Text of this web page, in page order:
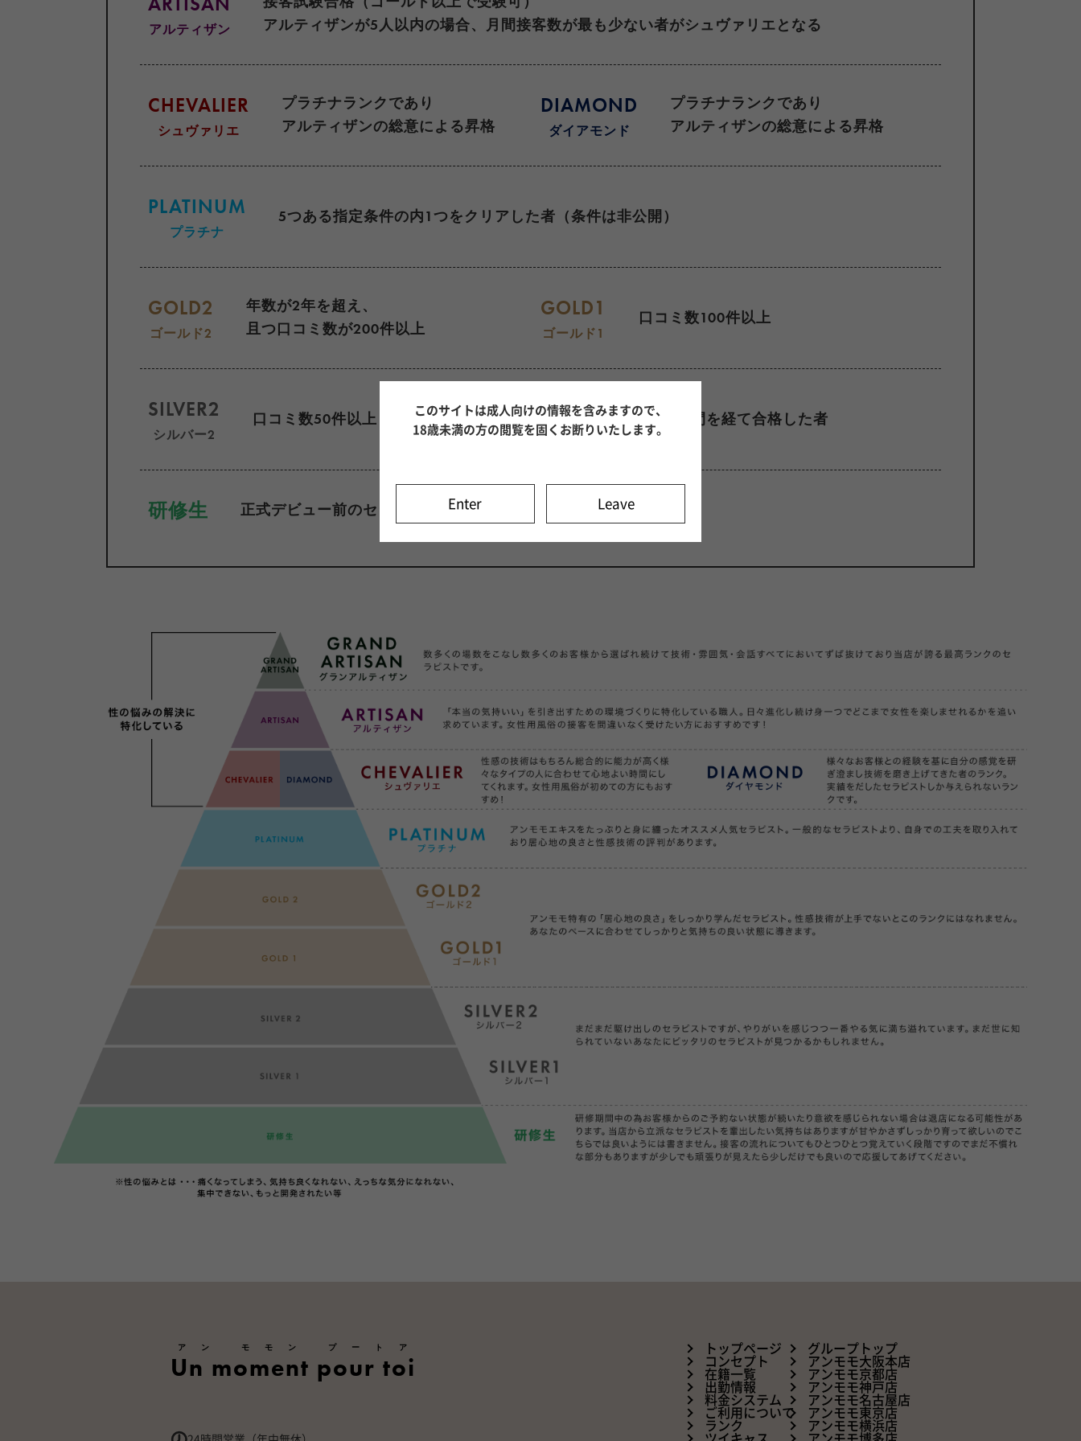
アルティザン
アルティザンが5人以内の場合、月間接客数が最も少ない者がシュヴァリエとなる
CHEVALIER
シュヴァリエ
プラチナランクであり
アルティザンの総意による昇格
DIAMOND
ダイアモンド
プラチナランクであり
アルティザンの総意による昇格
PLATINUM
プラチナ
5つある指定条件の内1つをクリアした者（条件は非公開）
GOLD2
ゴールド2
年数が2年を超え、
且つ口コミ数が200件以上
GOLD1
ゴールド1
口コミ数100件以上
SILVER2
シルバー2
口コミ数50件以上 SILVER1
シルバー1
研修期間を経て合格した者
研修生 正式デビュー前のセラピスト
Un moment pour toi
アン モモン プートア
トップページ
コンセプト
在籍一覧
出勤情報
料金システム
ご利用について
ランク
ツイキャス
グループトップ
アンモモ大阪本店
アンモモ京都店
アンモモ神戸店
アンモモ名古屋店
アンモモ東京店
アンモモ横浜店
アンモモ博多店
このサイトは成人向けの情報を含みますので、
18歳未満の方の閲覧を固くお断りいたします。
Enter Leave